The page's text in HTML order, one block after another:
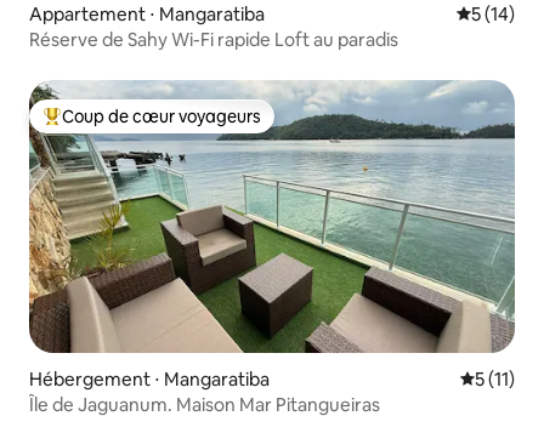
Appartement ⋅ Mangaratiba
5 (14)
Réserve de Sahy Wi-Fi rapide Loft au paradis
Coups de cœur voyageurs les plus appréciés
Coup de cœur voyageurs
Hébergement ⋅ Mangaratiba
5 (11)
Île de Jaguanum. Maison Mar Pitangueiras